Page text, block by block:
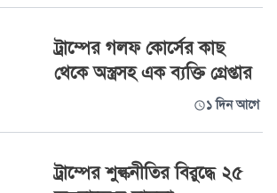
ট্রাম্পের গলফ কোর্সের কাছ
থেকে অস্ত্রসহ এক ব্যক্তি গ্রেপ্তার
১ দিন আগে
ট্রাম্পের শুল্কনীতির বিরুদ্ধে ২৫